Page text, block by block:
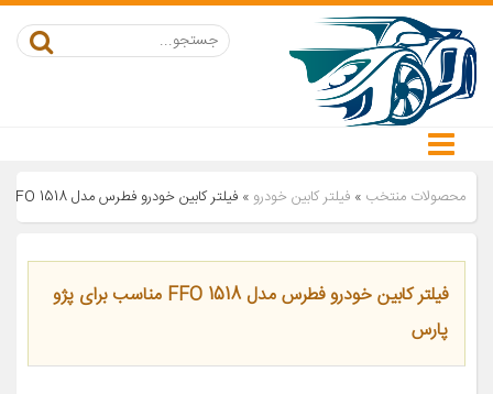
محصولات منتخب » فیلتر کابین خودرو » فیلتر کابین خودرو فطرس مدل FFO 1518 مناسب برای پژو پارس
فیلتر کابین خودرو فطرس مدل FFO 1518 مناسب برای پژو
پارس